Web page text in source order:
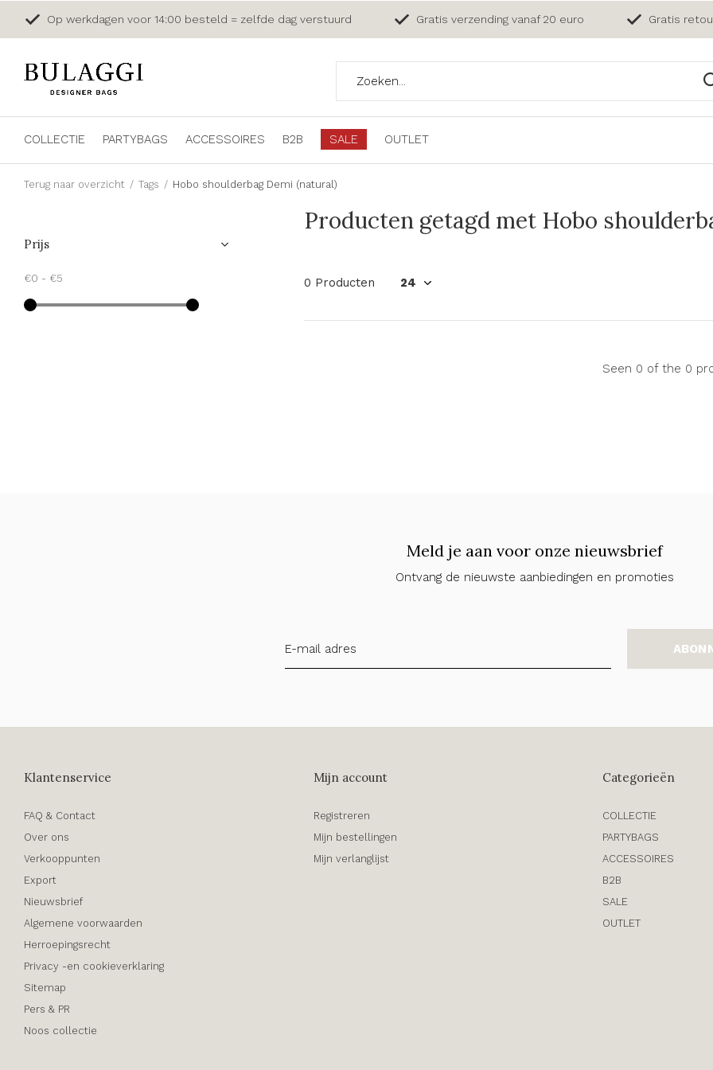
COLLECTIE PARTYBAGS ACCESSOIRES B2B SALE OUTLET
Op werkdagen voor 14:00 besteld = zelfde dag verstuurd Gratis verzending vanaf 20 euro Gratis
Terug naar overzicht Tags Hobo shoulderbag Demi (natural)
Producten getagd met Hobo
0 Producten
Seen 0 of the 0
Prijs
€0 - €5
Meld je aan voor onze nieuwsbrief
Ontvang de nieuwste aanbiedingen en promoties
Klantenservice
FAQ & Contact
Over ons
Verkooppunten
Export
Nieuwsbrief
Algemene voorwaarden
Herroepingsrecht
Privacy -en cookieverklaring
Sitemap
Pers & PR
Noos collectie
Mijn account
Registreren
Mijn bestellingen
Mijn verlanglijst
Categorieën
COLLECTIE
PARTYBAGS
ACCESSOIRES
B2B
SALE
OUTLET